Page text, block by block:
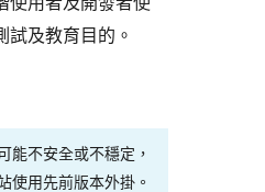
試及教育目的。
能不安全或不穩定，
使用先前版本外掛。